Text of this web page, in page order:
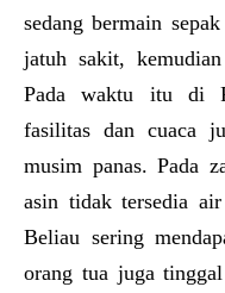
sedang bermain
jatuh sakit,
Pada waktu itu di
fasilitas dan cuaca
musim panas. Pada
asin tidak tersedia
Beliau sering
orang tua juga